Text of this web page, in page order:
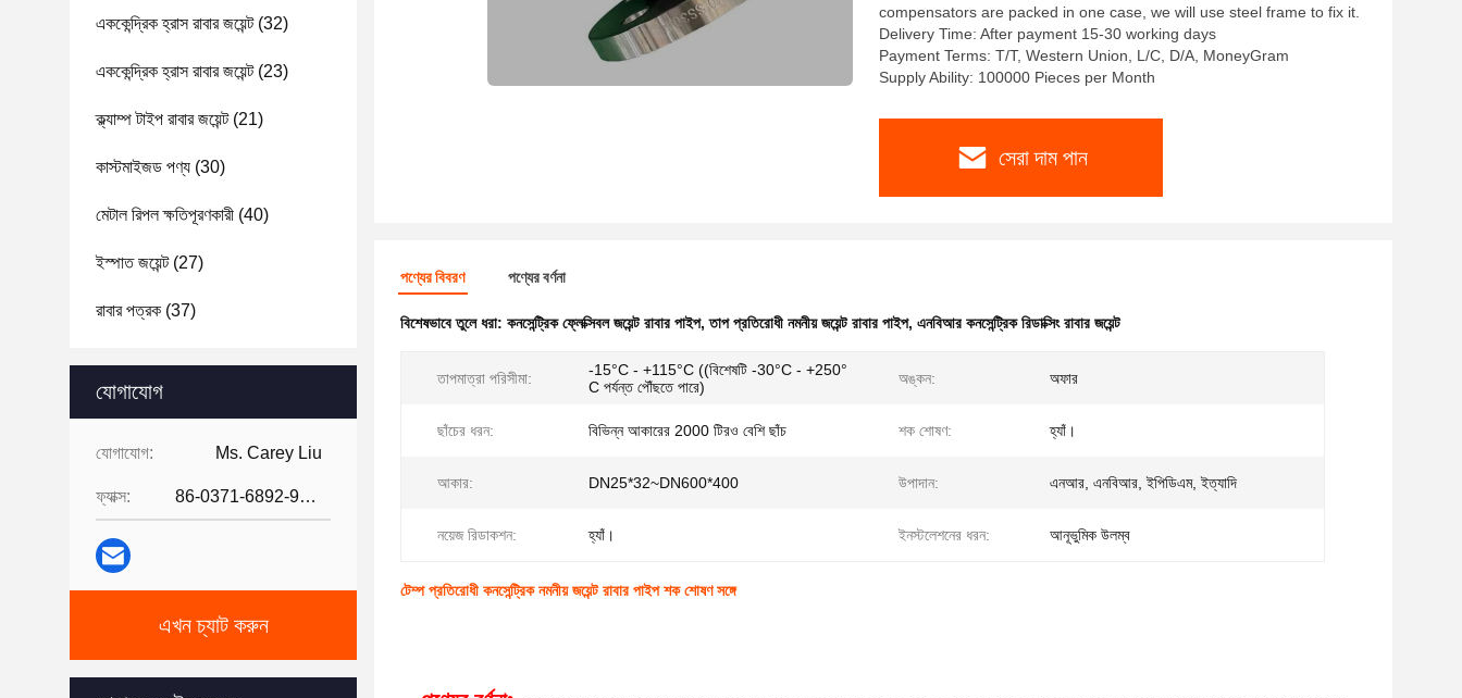
এককেন্দ্রিক হ্রাস রাবার জয়েন্ট(32)
এককেন্দ্রিক হ্রাস রাবার জয়েন্ট(23)
ক্ল্যাম্প টাইপ রাবার জয়েন্ট(21)
কাস্টমাইজড পণ্য (30)
মেটাল রিপল ক্ষতিপূরণকারী (40)
ইস্পাত জয়েন্ট(27)
রাবার পত্রক (37)
যোগাযোগ
যোগাযোগ: Ms. Carey Liu
ফ্যাক্স: 86-0371-6892-9024
এখন চ্যাট করুন
compensators are packed in one case, we will use steel frame to fix it.
Delivery Time: After payment 15-30 working days
Payment Terms: T/T, Western Union, L/C, D/A, MoneyGram
Supply Ability: 100000 Pieces per Month
সেরা দাম পান
পণ্যের বিবরণ পণ্যের বর্ণনা
বিশেষভাবে তুলে ধরা: কনসেন্ট্রিক ফ্লেক্সিবল জয়েন্ট রাবার পাইপ,তাপ প্রতিরোধী নমনীয় জয়েন্ট রাবার পাইপ, এনবিআর কনসেন্ট্রিক রিডাক্সিং রাবার জয়েন্ট
তাপমাত্রা পরিসীমা:
-15°C - +115°C ((বিশেষটি -30°C - +250°
C পর্যন্ত পৌঁছতে পারে)
অঙ্কন: অফার
ছাঁচের ধরন: বিভিন্ন আকারের 2000 টিরও বেশি ছাঁচ শক শোষণ: হ্যাঁ।
আকার: DN25*32~DN600*400 উপাদান: এনআর, এনবিআর, ইপিডিএম, ইত্যাদি
নয়েজ রিডাকশন: হ্যাঁ। ইনস্টলেশনের ধরন: আনূভুমিক উলম্ব
টেম্প প্রতিরোধী কনসেন্ট্রিক নমনীয় জয়েন্ট রাবার পাইপ শক শোষণ সঙ্গে